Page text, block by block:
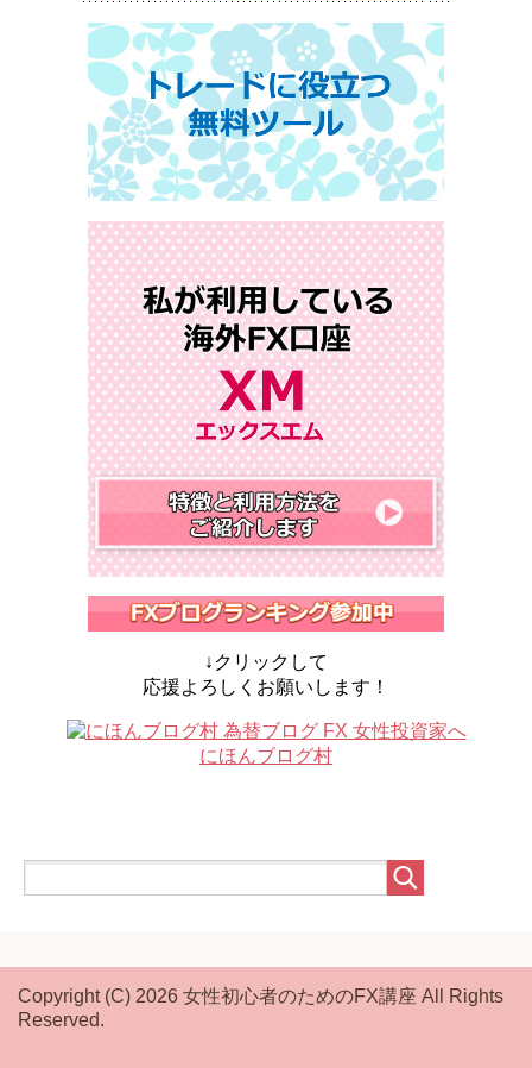
↓クリックして
応援よろしくお願いします！
にほんブログ村
Copyright (C) 2026 女性初心者のためのFX講座 All Rights
Reserved.